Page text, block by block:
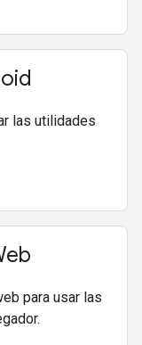
las utilidades
para usar las